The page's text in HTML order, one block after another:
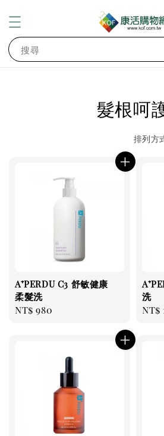
搜尋
髮根呵
排列方
A⁺PERDU C3 舒敏健康
柔髮洗
Regular
NT$ 980
洗
NT$